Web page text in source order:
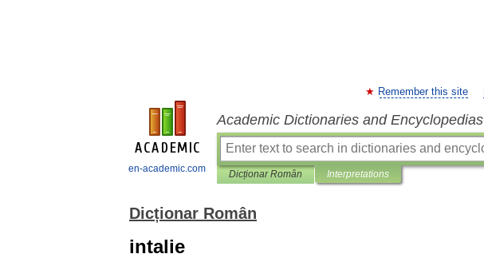
en-academic.com
Remember this site
Academic Dictionaries and Encyclopedias
Dicționar Român Interpretations
Dicționar Român
intalie